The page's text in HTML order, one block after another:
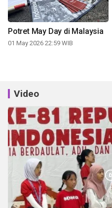
Potret May Day di Malaysia
01 May 2026 22:59 WIB
Video